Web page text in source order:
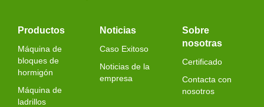
Productos
Máquina de
bloques de
hormigón
Máquina de
ladrillos
Noticias
Caso Exitoso
Noticias de la
empresa
Sobre
nosotras
Certificado
Contacta con
nosotros